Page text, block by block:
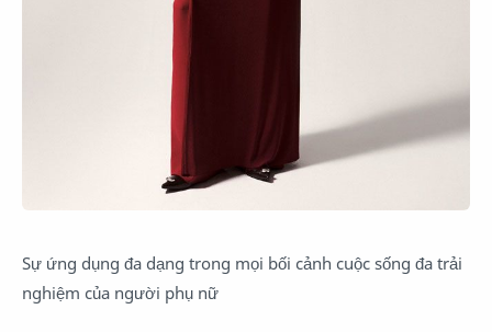
Sự ứng dụng đa dạng trong mọi bối cảnh cuộc sống đa trải
nghiệm của người phụ nữ